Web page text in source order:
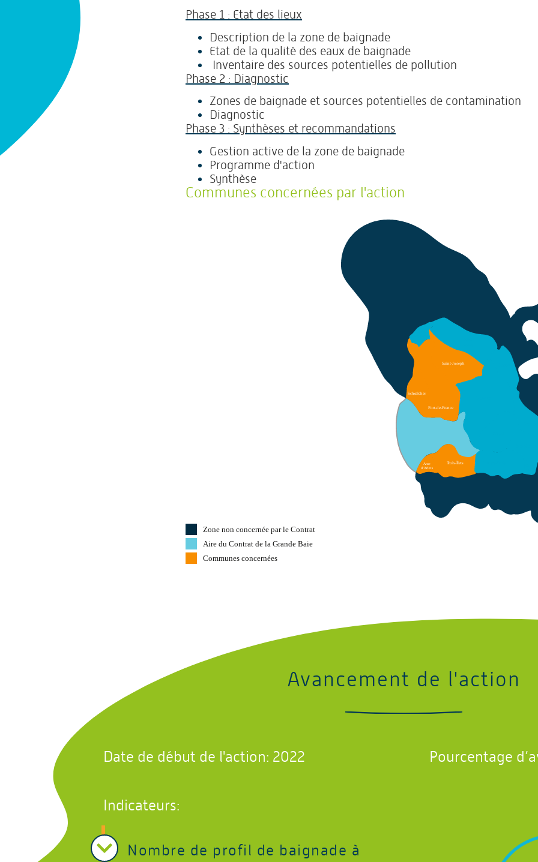
Phase 1 : Etat des lieux
Description de la zone de baignade
Etat de la qualité des eaux de baignade
Inventaire des sources potentielles de pollution
Phase 2 : Diagnostic
Zones de baignade et sources potentielles de contamination
Diagnostic
Phase 3 : Synthèses et recommandations
Gestion active de la zone de baignade
Programme d'action
Synthèse
Communes concernées par l'action
Zone non concernée par le Contrat
Communes concernées
Aire du Contrat de la Grande Baie
Trois-Îlets
Schœlcher
Saint-Joseph
Anse
d’Arlets
Saint Denis
Fort-de-France
Rivière
Avancement de l'action
Date de début de l'action: 2022
Indicateurs:
Nombre de profil de baignade à
Pourcentage